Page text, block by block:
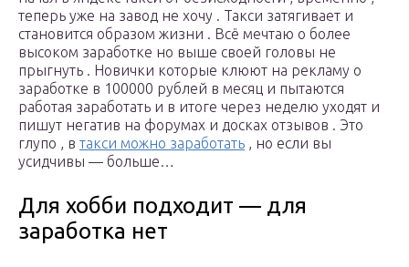
теперь уже на завод не хочу . Такси затягивает и
становится образом жизни . Всё мечтаю о более
высоком заработке но выше своей головы не
прыгнуть . Новички которые клюют на рекламу о
заработке в 100000 рублей в месяц и пытаются
работая заработать и в итоге через неделю уходят и
пишут негатив на форумах и досках отзывов . Это
глупо , в такси можно заработать , но если вы
усидчивы — больше…
Для хобби подходит — для
заработка нет